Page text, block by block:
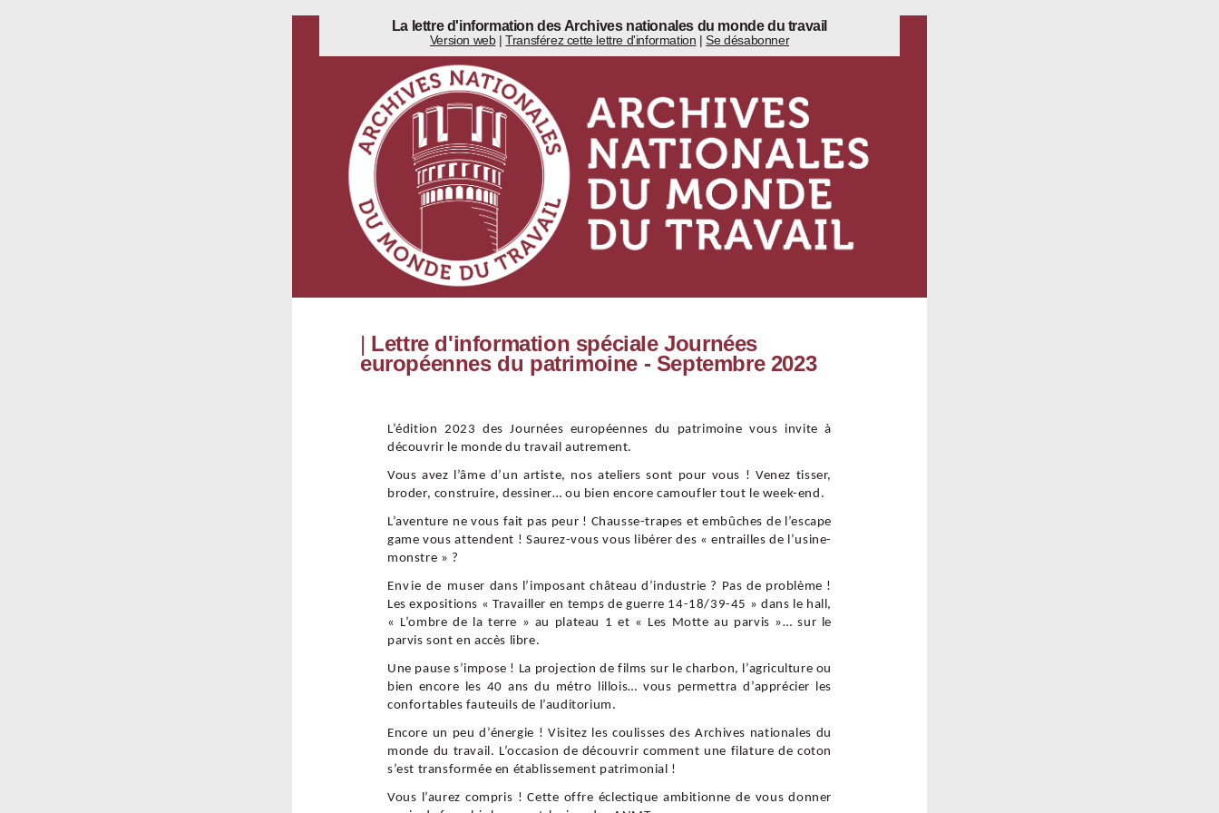
La lettre d'information des Archives nationales du monde du travail
Version web|Transférez cette lettre d'information |Se désabonner
| Lettre d'information spéciale Journées
européennes du patrimoine - Septembre 2023
L’édition 2023 des Journées européennes du patrimoine vous invite à
découvrir le monde du travail autrement.
Vous avez l’âme d’un artiste, nos ateliers sont pour vous ! Venez tisser,
broder, construire, dessiner… ou bien encore camoufler tout le week-end.
L’aventure ne vous fait pas peur ! Chausse-trapes et embûches de l’escape
game vous attendent ! Saurez-vous vous libérer des « entrailles de l’usine-
monstre » ?
Envie de muser dans l’imposant château d’industrie ? Pas de problème !
Les expositions « Travailler en temps de guerre 14-18/39-45 » dans le hall,
« L’ombre de la terre » au plateau 1 et « Les Motte au parvis »… sur le
parvis sont en accès libre.
Une pause s’impose ! La projection de films sur le charbon, l’agriculture ou
bien encore les 40 ans du métro lillois… vous permettra d’apprécier les
confortables fauteuils de l’auditorium.
Encore un peu d’énergie ! Visitez les coulisses des Archives nationales du
monde du travail. L’occasion de découvrir comment une filature de coton
s’est transformée en établissement patrimonial !
Vous l’aurez compris ! Cette offre éclectique ambitionne de vous donner